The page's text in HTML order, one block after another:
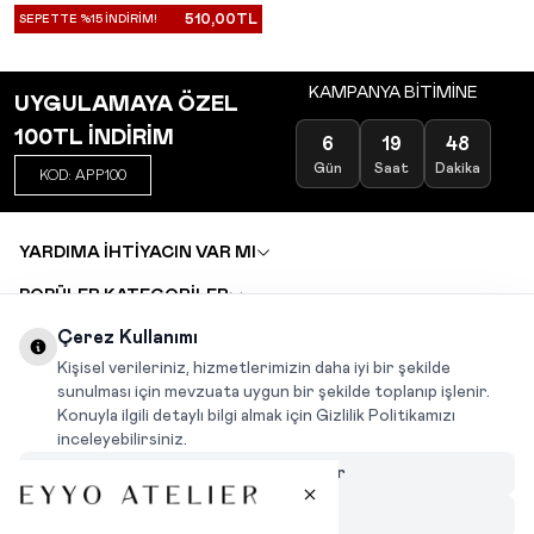
SEPETTE %15 İNDİRİM! 510,00TL
UYGULAMAYA ÖZEL
100TL İNDİRİM
KOD: APP100
KAMPANYA BİTİMİNE
6
Gün
19
Saat
48
Dakika
YARDIMA İHTİYACIN VAR MI
POPÜLER KATEGORİLER
DEĞİŞİM VE İADE TALEBİ
KARIYER
INSTAGRAM
Çerez Kullanımı
Kişisel verileriniz, hizmetlerimizin daha iyi bir şekilde
sunulması için mevzuata uygun bir şekilde toplanıp işlenir.
Konuyla ilgili detaylı bilgi almak için Gizlilik Politikamızı
inceleyebilirsiniz.
Çerezleri Özelleştir